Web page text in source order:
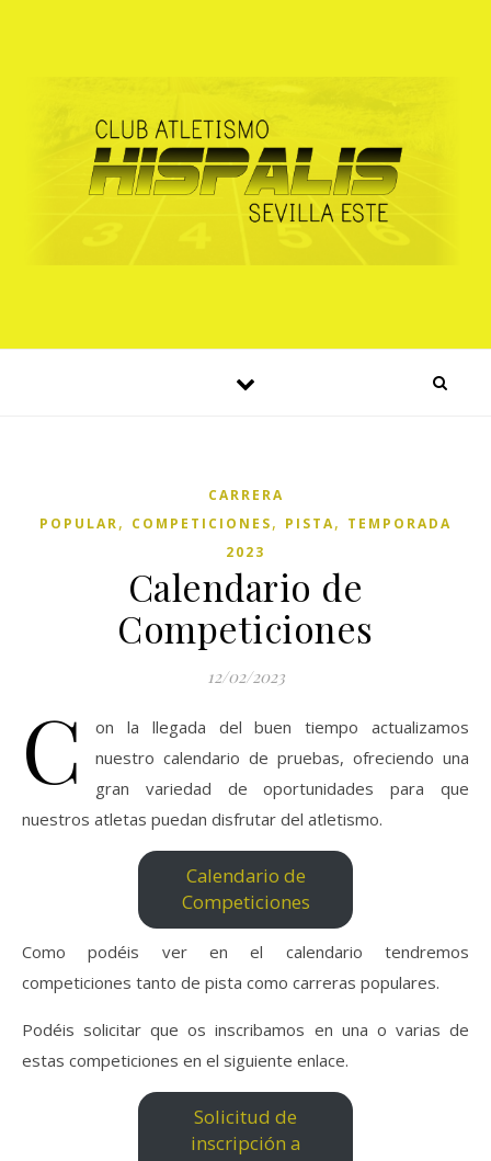
CARRERA
POPULAR, COMPETICIONES, PISTA, TEMPORADA
2023
Calendario de
Competiciones
12/02/2023
C
on la llegada del buen tiempo actualizamos
nuestro calendario de pruebas, ofreciendo una
gran variedad de oportunidades para que
nuestros atletas puedan disfrutar del atletismo.
Calendario de
Competiciones
Como podéis ver en el calendario tendremos
competiciones tanto de pista como carreras populares.
Podéis solicitar que os inscribamos en una o varias de
estas competiciones en el siguiente enlace.
Solicitud de
inscripción a